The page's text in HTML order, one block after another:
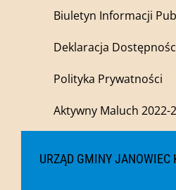
Biuletyn Informacji
Deklaracja
Polityka Prywatności
Aktywny Maluch 2022-
URZĄD GMINY JANOWIEC